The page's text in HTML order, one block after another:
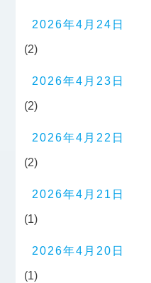
2026年4月24日
(2)
2026年4月23日
(2)
2026年4月22日
(2)
2026年4月21日
(1)
2026年4月20日
(1)